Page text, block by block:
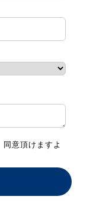
同意頂けますよ